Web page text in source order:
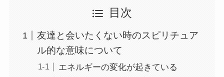
目次
友達と会いたくない時のスピリチュア
ル的な意味について
エネルギーの変化が起きている